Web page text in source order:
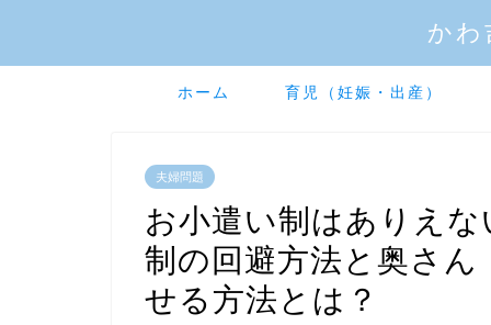
かわ
ホーム 育児（妊娠・出産）
夫婦問題
お小遣い制はありえ
制の回避方法と奥さ
せる方法とは？